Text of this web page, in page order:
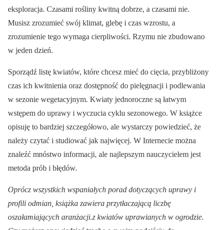
eksploracja. Czasami rośliny kwitną dobrze, a czasami nie.
Musisz zrozumieć swój klimat, glebę i czas wzrostu, a
zrozumienie tego wymaga cierpliwości. Rzymu nie zbudowano
w jeden dzień.
Sporządź listę kwiatów, które chcesz mieć do cięcia, przybliżony
czas ich kwitnienia oraz dostępność do pielęgnacji i podlewania
w sezonie wegetacyjnym. Kwiaty jednoroczne są łatwym
wstępem do uprawy i wyczucia cyklu sezonowego. W książce
opisuję to bardziej szczegółowo, ale wystarczy powiedzieć, że
należy czytać i studiować jak najwięcej. W Internecie można
znaleźć mnóstwo informacji, ale najlepszym nauczycielem jest
metoda prób i błędów.
Oprócz wszystkich wspaniałych porad dotyczących uprawy i
profili odmian, książka zawiera przytłaczającą liczbę
oszałamiających aranżacji.z kwiatów uprawianych w ogrodzie.